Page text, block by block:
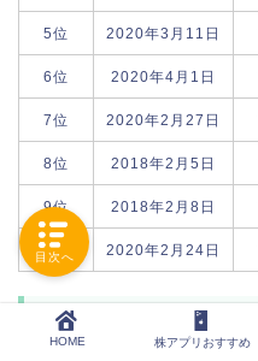
5位 2020年3月11日
6位 2020年4月1日
7位 2020年2月27日
8位 2018年2月5日
9位 2018年2月8日
10位 2020年2月24日
NYダウ平均株価下落率
HOME 株アプリおすすめ
目次へ